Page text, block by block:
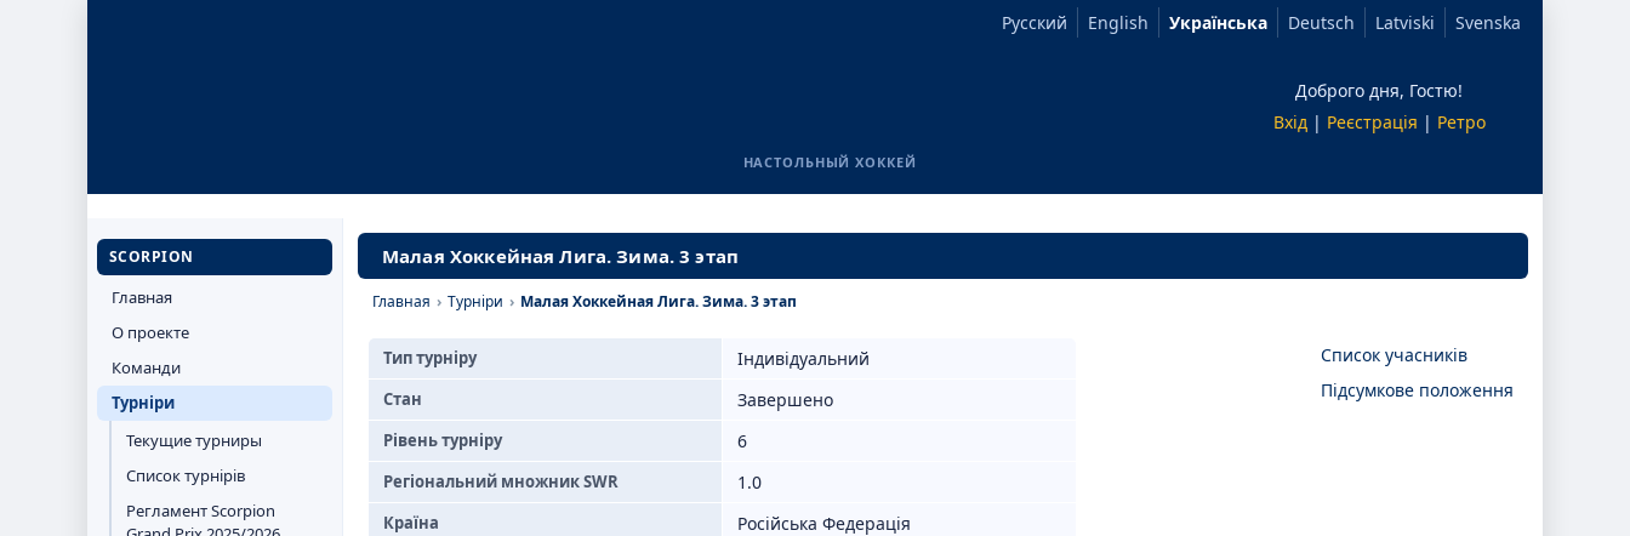
Русский English Українська Deutsch Latviski Svenska
Доброго дня, Гостю!
Вхід| Реєстрація | Ретро
НАСТОЛЬНЫЙ ХОККЕЙ
SCORPION
Главная
О проекте
Команди
Турніри
Текущие турниры
Список турнірів
Регламент Scorpion
Малая Хоккейная Лига. Зима. 3 этап
Главная › Турніри › Малая Хоккейная Лига. Зима. 3 этап
Список учасників
Підсумкове положення
Тип турніру Індивідуальний
Стан Завершено
Рівень турніру 6
Регіональний множник SWR 1.0
Країна Російська Федерація